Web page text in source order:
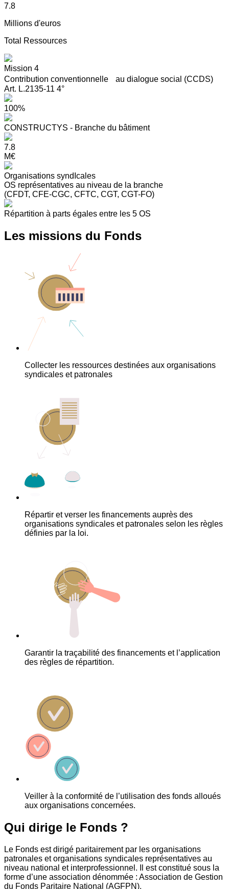
7.8
Millions d'euros
Total Ressources
Mission 4
Contribution conventionnelle au dialogue social (CCDS)
Art. L.2135-11 4°
100%
CONSTRUCTYS - Branche du bâtiment
7.8
M€
Organisations syndIcales
OS représentatives au niveau de la branche
(CFDT, CFE-CGC, CFTC, CGT, CGT-FO)
Répartition à parts égales entre les 5 OS
Les missions du Fonds
Collecter les ressources destinées aux organisations
syndicales et patronales
Répartir et verser les financements auprès des
organisations syndicales et patronales selon les règles
définies par la loi.
Garantir la traçabilité des financements et l’application
des règles de répartition.
Veiller à la conformité de l’utilisation des fonds alloués
aux organisations concernées.
Qui dirige le Fonds ?
Le Fonds est dirigé paritairement par les organisations
patronales et organisations syndicales représentatives au
niveau national et interprofessionnel. Il est constitué sous la
forme d’une association dénommée : Association de Gestion
du Fonds Paritaire National (AGFPN).